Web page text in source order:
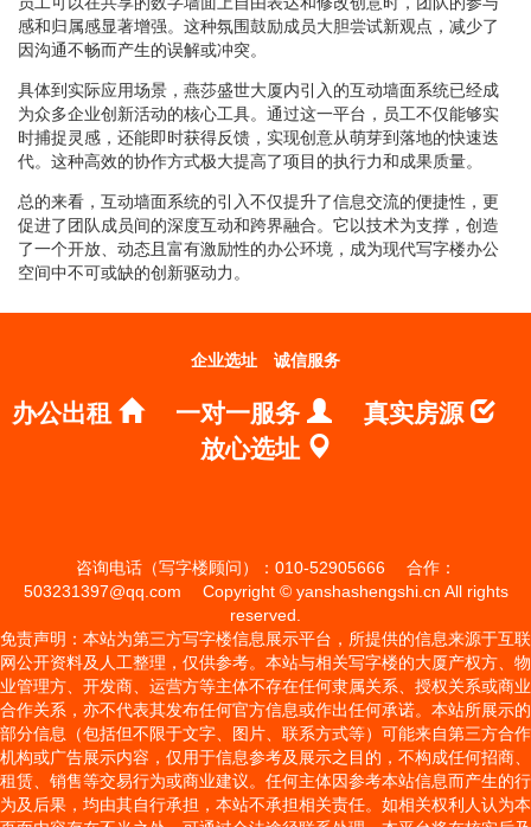
感和归属感显著增强。这种氛围鼓励成员大胆尝试新观点，减少了
因沟通不畅而产生的误解或冲突。
具体到实际应用场景，燕莎盛世大厦内引入的互动墙面系统已经成
为众多企业创新活动的核心工具。通过这一平台，员工不仅能够实
时捕捉灵感，还能即时获得反馈，实现创意从萌芽到落地的快速迭
代。这种高效的协作方式极大提高了项目的执行力和成果质量。
总的来看，互动墙面系统的引入不仅提升了信息交流的便捷性，更
促进了团队成员间的深度互动和跨界融合。它以技术为支撑，创造
了一个开放、动态且富有激励性的办公环境，成为现代写字楼办公
空间中不可或缺的创新驱动力。
企业选址 诚信服务
办公出租 一对一服务
真实房源
放心选址
咨询电话（写字楼顾问）：010-52905666
合作：
503231397@qq.com
Copyright © yanshashengshi.cn All rights
reserved.
免责声明：本站为第三方写字楼信息展示平台，所提供的信息来源于互联
网公开资料及人工整理，仅供参考。本站与相关写字楼的大厦产权方、物
业管理方、开发商、运营方等主体不存在任何隶属关系、授权关系或商业
合作关系，亦不代表其发布任何官方信息或作出任何承诺。本站所展示的
部分信息（包括但不限于文字、图片、联系方式等）可能来自第三方合作
机构或广告展示内容，仅用于信息参考及展示之目的，不构成任何招商、
租赁、销售等交易行为或商业建议。任何主体因参考本站信息而产生的行
为及后果，均由其自行承担，本站不承担相关责任。如相关权利人认为本